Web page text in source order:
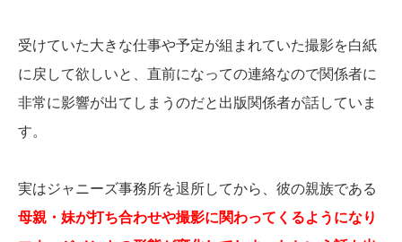
受けていた大きな仕事や予定が組まれていた撮影を白紙
に戻して欲しいと、直前になっての連絡なので関係者に
非常に影響が出てしまうのだと出版関係者が話していま
す。
実はジャニーズ事務所を退所してから、彼の親族である
母親・妹が打ち合わせや撮影に関わってくるようになり